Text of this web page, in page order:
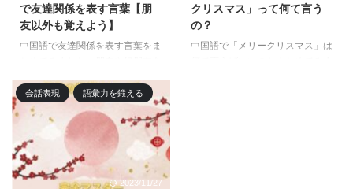
で友達関係を表す言葉【朋
友以外も覚えよう】
中国語で友達関係を表す言葉をま
使えるようになったら、发小・知
己・死党・闺蜜・红颜知己・蓝颜
知己といったような言葉も使い分
けられるようにしてみましょう。
本記事を読めば、意味や使い方の
違いをマスターできます。
クリスマス」って何て言う
の？
中国語で「メリークリスマス」は
会話表現 語彙力を鍛える
2023/11/27